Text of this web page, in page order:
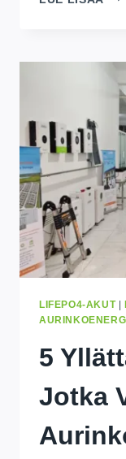
LIFEPO4-AKUT|
5
Jotka